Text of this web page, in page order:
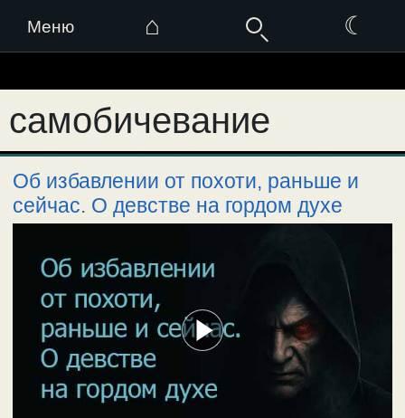
Меню ⌂ ☾
к
содержимому
самобичевание
Об избавлении от похоти, раньше и
сейчас. О девстве на гордом духе